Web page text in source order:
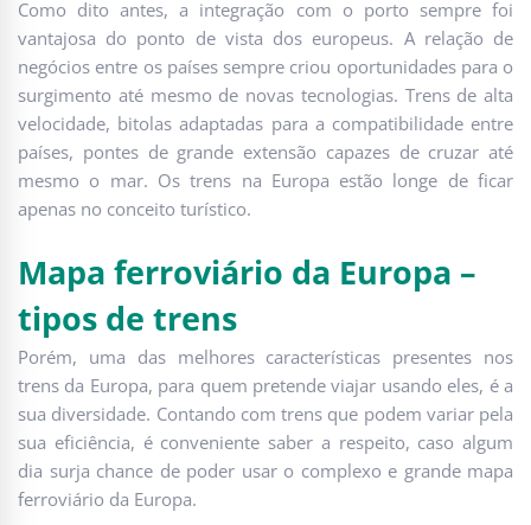
Como dito antes, a integração com o porto sempre foi
vantajosa do ponto de vista dos europeus. A relação de
negócios entre os países sempre criou oportunidades para o
surgimento até mesmo de novas tecnologias. Trens de alta
velocidade, bitolas adaptadas para a compatibilidade entre
países, pontes de grande extensão capazes de cruzar até
mesmo o mar. Os trens na Europa estão longe de ficar
apenas no conceito turístico.
Mapa ferroviário da Europa –
tipos de trens
Porém, uma das melhores características presentes nos
trens da Europa, para quem pretende viajar usando eles, é a
sua diversidade. Contando com trens que podem variar pela
sua eficiência, é conveniente saber a respeito, caso algum
dia surja chance de poder usar o complexo e grande mapa
ferroviário da Europa.